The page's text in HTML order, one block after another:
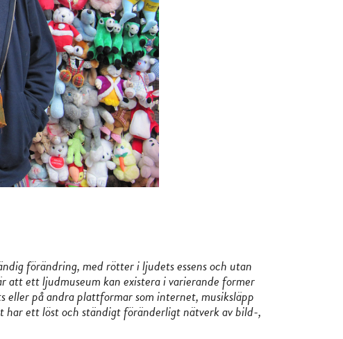
förändring, med rötter i ljudets essens och utan
ett ljudmuseum kan existera i varierande former
eller på andra plattformar som internet, musiksläpp
ett löst och ständigt föränderligt nätverk av bild-,